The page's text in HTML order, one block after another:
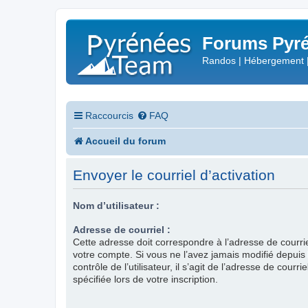
Forums
Randos | Hébergement
Raccourcis FAQ
Accueil du forum
Envoyer le courriel d’activation
Nom d’utilisateur :
Adresse de courriel :
Cette adresse doit correspondre à l’adresse de
votre compte. Si vous ne l’avez jamais modifié
contrôle de l’utilisateur, il s’agit de l’adresse de
spécifiée lors de votre inscription.